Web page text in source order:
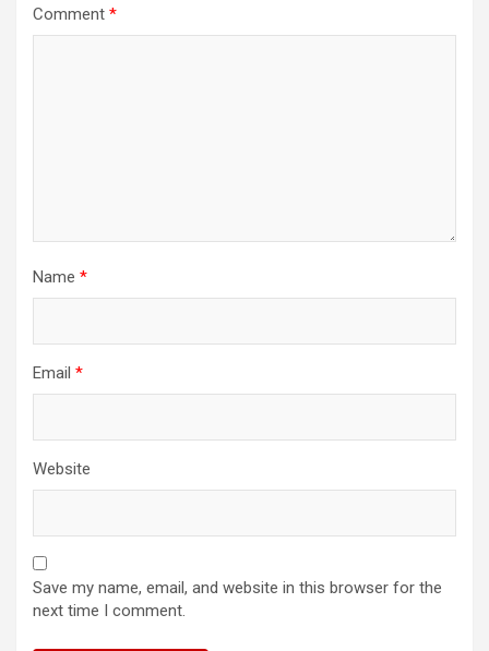
Comment *
Name *
Email *
Website
Save my name, email, and website in this browser for the
next time I comment.